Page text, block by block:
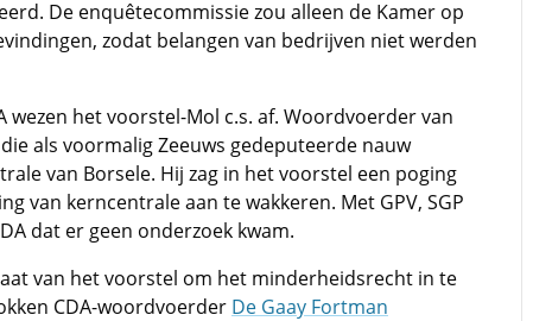
De enquêtecommissie zou alleen de Kamer op
zodat belangen van bedrijven niet werden
wezen het voorstel-Mol c.s. af. Woordvoerder van
als voormalig Zeeuws gedeputeerde nauw
van Borsele. Hij zag in het voorstel een poging
van kerncentrale aan te wakkeren. Met GPV, SGP
dat er geen onderzoek kwam.
van het voorstel om het minderheidsrecht in te
CDA-woordvoerder De Gaay Fortman